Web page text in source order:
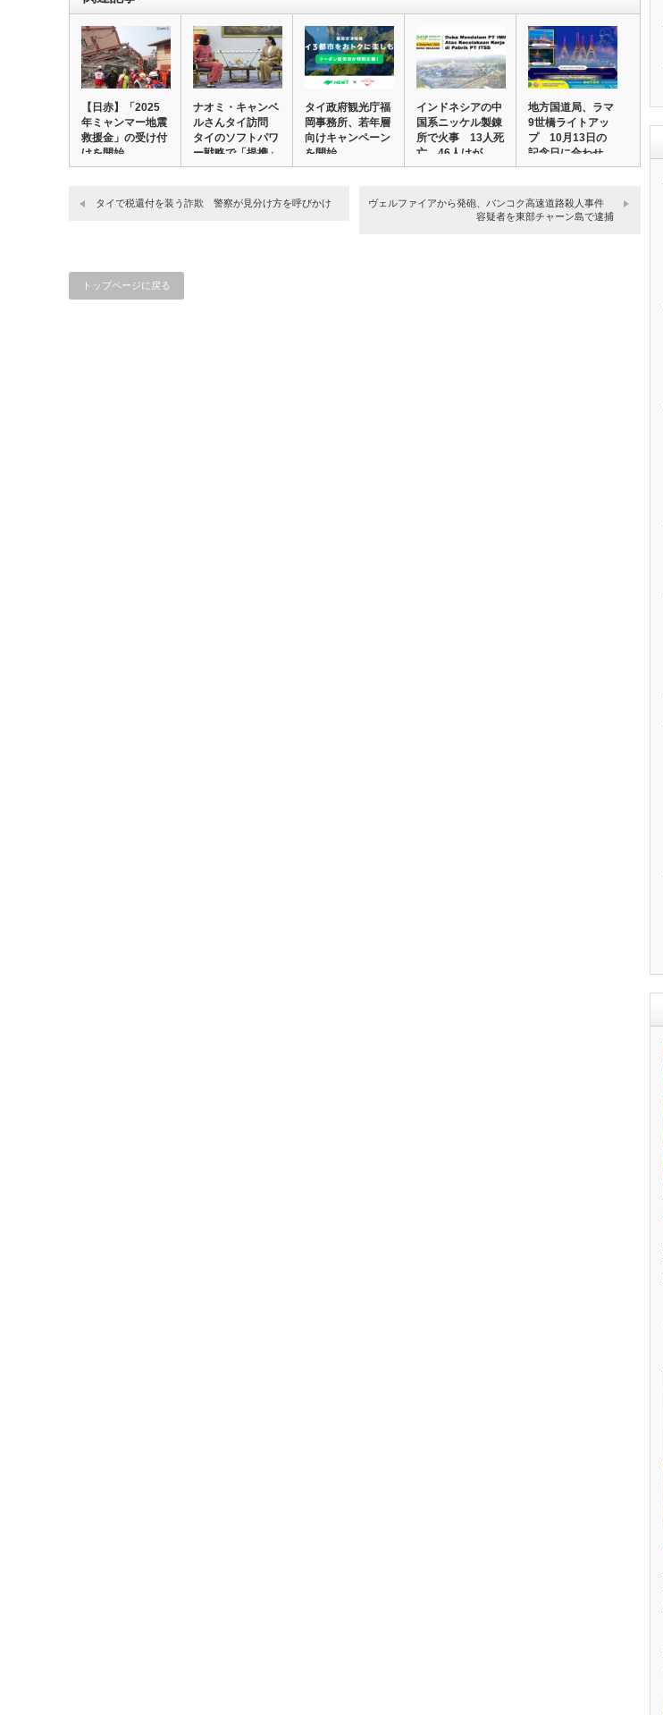
【日赤】「2025
年ミャンマー地震
救援金」の受け付
けを開始
ナオミ・キャンベ
ルさんタイ訪問
タイのソフトパワ
ー戦略で「提携」
…
タイ政府観光庁福
岡事務所、若年層
向けキャンペーン
を開始
インドネシアの中
国系ニッケル製錬
所で火事 13人死
亡、46人けが…
地方国道局、ラマ
9世橋ライトアッ
プ 10月13日の
記念日に合わせ…
タイで税還付を装う詐欺 警察が見分け方を呼びかけ
ヴェルファイアから発砲、バンコク高速道路殺人事件
容疑者を東部チャーン島で逮捕
トップページに戻る